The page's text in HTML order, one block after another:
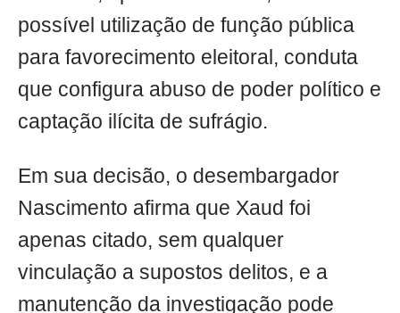
possível utilização de função pública
para favorecimento eleitoral, conduta
que configura abuso de poder político e
captação ilícita de sufrágio.
Em sua decisão, o desembargador
Nascimento afirma que Xaud foi
apenas citado, sem qualquer
vinculação a supostos delitos, e a
manutenção da investigação pode